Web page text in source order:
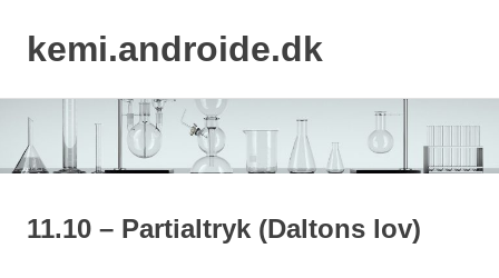
content
kemi.androide.dk
11.10 – Partialtryk (Daltons lov)